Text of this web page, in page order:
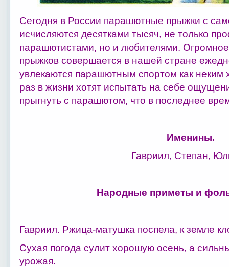
Сегодня в России парашютные прыжки с
исчисляются десятками тысяч, не только
парашютистами, но и любителями.
прыжков совершается в нашей стране
увлекаются парашютным спортом как неким
раз в жизни хотят испытать на себе
прыгнуть с парашютом, что в последнее
Именины.
Гавриил, Степан,
Народные приметы и
Гавриил. Ржица-матушка поспела, к земле
Сухая погода сулит хорошую осень, а
урожая.